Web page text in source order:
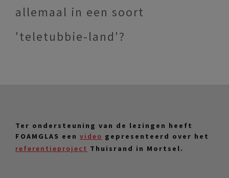
allemaal in een soort
'teletubbie-land'?
Ter ondersteuning van de lezingen heeft
FOAMGLAS een video gepresenteerd over het
referentieproject Thuisrand in Mortsel.